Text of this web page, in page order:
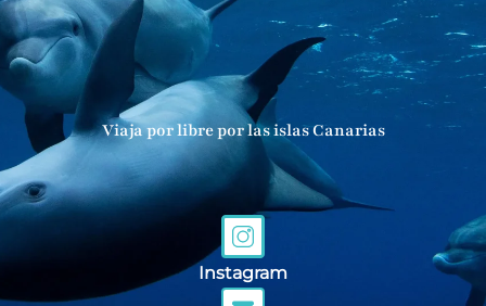
Viaja por libre por las islas Canarias
Instagram